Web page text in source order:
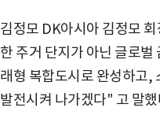
김정모 DK아시아 김정모
한 주거 단지가 아닌 글로벌
래형 복합도시로 완성하고,
발전시켜 나가겠다" 고 말했